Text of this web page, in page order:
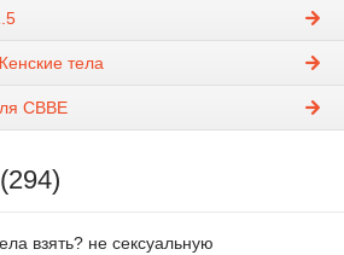
тела
CBBE
взять? не сексуальную